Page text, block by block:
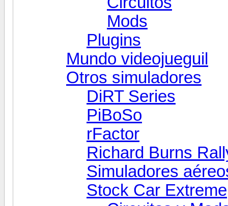
Mods
Plugins
Mundo videojueguil
Otros simuladores
DiRT Series
PiBoSo
rFactor
Richard Burns
Simuladores
Stock Car Extreme